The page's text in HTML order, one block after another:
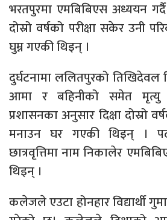
भरतपुरमा एमबिबिएस अध्ययन
दोस्रो वर्षको परीक्षा सकेर उनी
घुम्न गएकी थिइन् ।
दुर्घटनामा ललितपुरको तिखिदेवल
आमा र बहिनीको समेत
प्रशासनका अनुसार दिक्षा दोस्रो
मनाउन घर गएकी थिइन् ।
छात्रवृत्तिमा नाम निकालेर
थिइन् ।
कलेजले एउटा होनहार विद्यार्थी